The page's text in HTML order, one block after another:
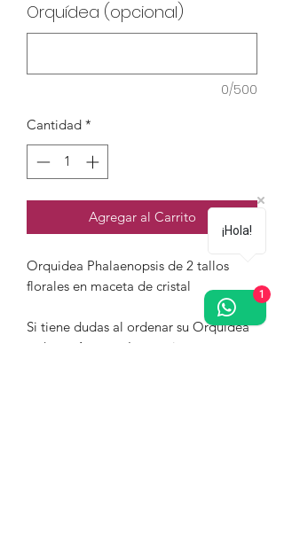
Orquídea (opcional)
0/500
Cantidad *
Agregar al Carrito
Orquidea Phalaenopsis de 2 tallos
florales en maceta de cristal
Si tiene dudas al ordenar su Orquídea
o desea Agregar Instrucciones
¡Hola!
1